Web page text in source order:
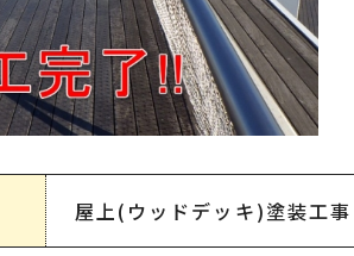
屋上(ウッドデッキ)塗装工事